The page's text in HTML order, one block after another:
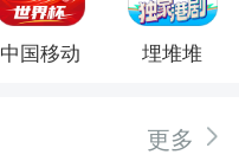
中国移动 埋堆堆
更多